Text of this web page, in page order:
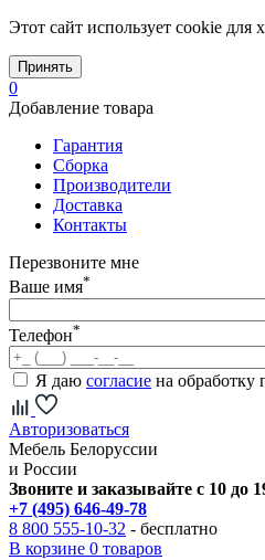
Этот сайт использует cookie для
Принять
0
Добавление товара
Гарантия
Сборка
Производители
Доставка
Контакты
Перезвоните мне
Ваше имя*
Телефон*
Я даю согласие на обработку
Авторизоваться
Мебель Белоруссии
и России
Звоните и заказывайте с 10 до
+7 (495) 646-49-78
8 800 555-10-32 - бесплатно
В корзине 0 товаров